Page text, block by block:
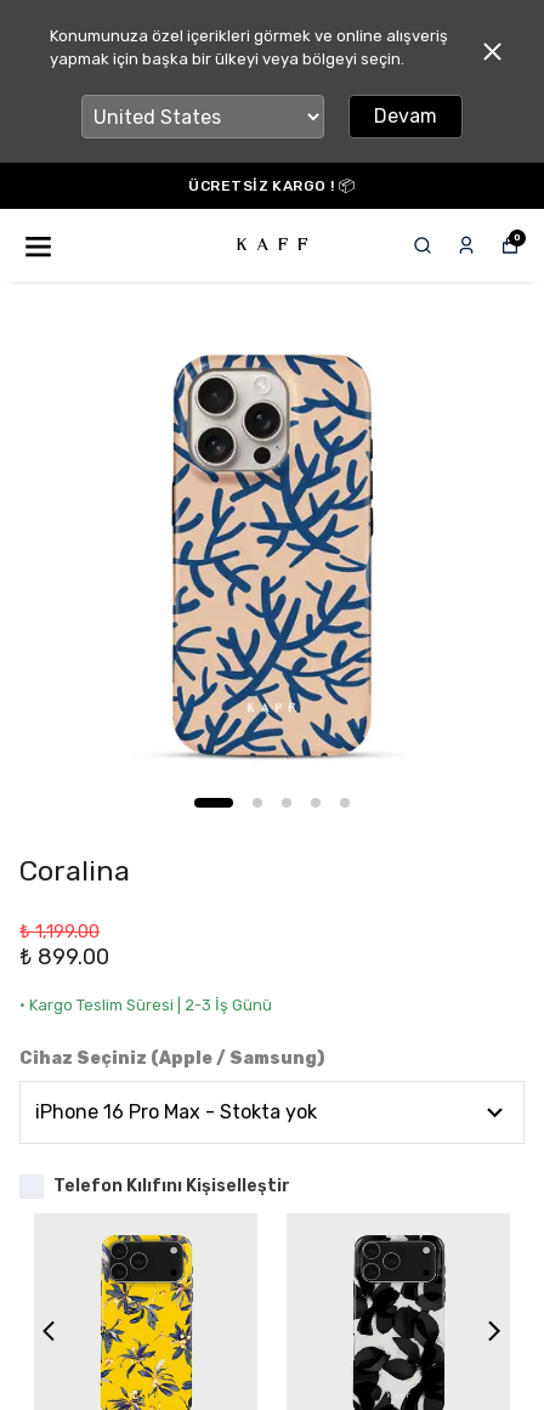
Konumunuza özel içerikleri görmek ve online alışveriş
yapmak için başka bir ülkeyi veya bölgeyi seçin.
Devam
ÜCRETSİZ KARGO ! 📦
0
Coralina
₺ 1,199.00
₺ 899.00
• Kargo Teslim Süresi | 2-3 İş Günü
Cihaz Seçiniz (Apple / Samsung)
Telefon Kılıfını Kişiselleştir